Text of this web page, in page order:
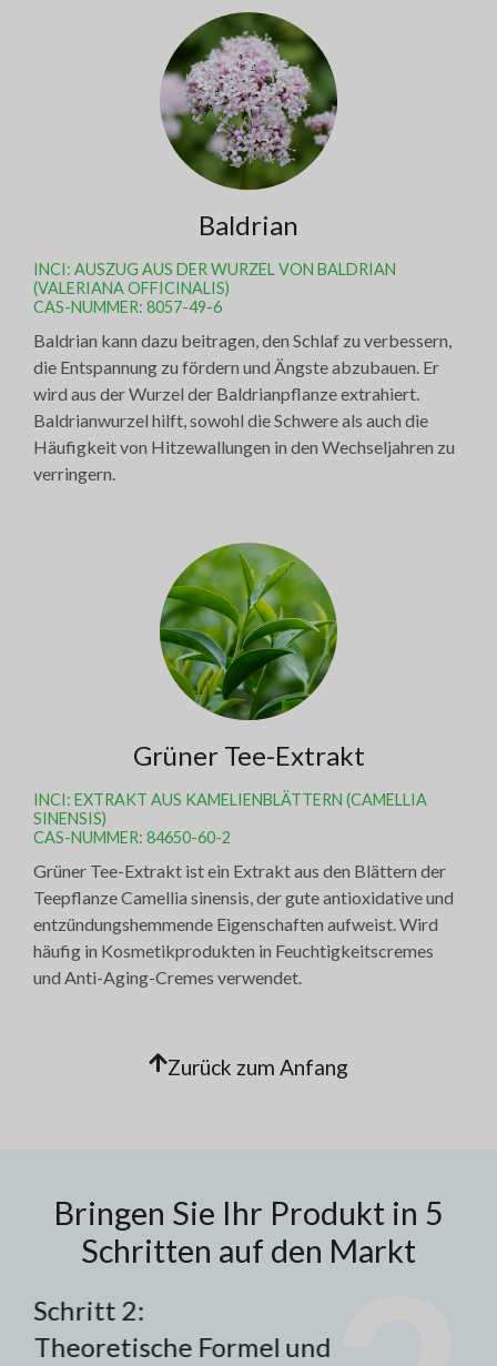
Baldrian
INCI: AUSZUG AUS DER WURZEL VON BALDRIAN
(VALERIANA OFFICINALIS)
CAS-NUMMER: 8057-49-6
Baldrian kann dazu beitragen, den Schlaf zu verbessern,
die Entspannung zu fördern und Ängste abzubauen. Er
wird aus der Wurzel der Baldrianpflanze extrahiert.
Baldrianwurzel hilft, sowohl die Schwere als auch die
Häufigkeit von Hitzewallungen in den Wechseljahren zu
verringern.
Grüner Tee-Extrakt
INCI: EXTRAKT AUS KAMELIENBLÄTTERN (CAMELLIA
SINENSIS)
CAS-NUMMER: 84650-60-2
Grüner Tee-Extrakt ist ein Extrakt aus den Blättern der
Teepflanze Camellia sinensis, der gute antioxidative und
entzündungshemmende Eigenschaften aufweist. Wird
häufig in Kosmetikprodukten in Feuchtigkeitscremes
und Anti-Aging-Cremes verwendet.
Zurück zum Anfang
Bringen Sie Ihr Produkt in 5
Schritten auf den Markt
Schritt 2:
Theoretische Formel und